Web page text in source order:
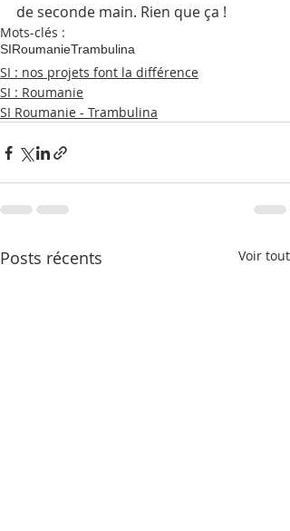
de seconde main. Rien que ça !
Mots-clés :
SIRoumanieTrambulina
SI : nos projets font la différence
SI : Roumanie
SI Roumanie - Trambulina
Posts récents Voir tout